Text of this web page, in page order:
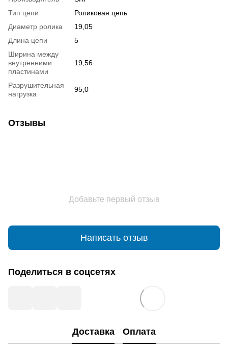
Тип цепи
Роликовая цепь
Диаметр ролика
19,05
Длина цепи
5
Ширина между
внутренними
пластинами
19,56
Разрушительная
нагрузка
95,0
Отзывы
Добавьте первый отзыв
Написать отзыв
Поделиться в соцсетях
Доставка Оплата